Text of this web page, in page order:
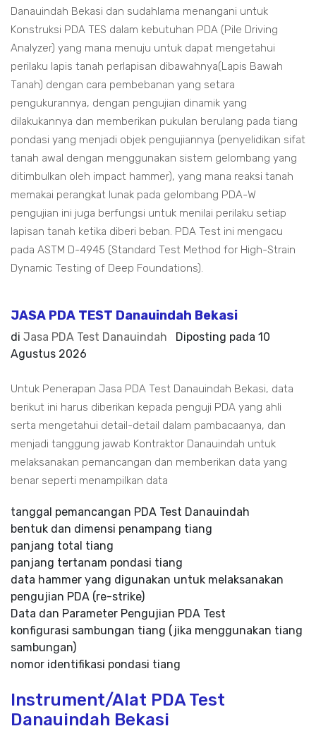
Danauindah Bekasi dan sudahlama menangani untuk
Konstruksi PDA TES dalam kebutuhan PDA (Pile Driving
Analyzer) yang mana menuju untuk dapat mengetahui
perilaku lapis tanah perlapisan dibawahnya(Lapis Bawah
Tanah) dengan cara pembebanan yang setara
pengukurannya, dengan pengujian dinamik yang
dilakukannya dan memberikan pukulan berulang pada tiang
pondasi yang menjadi objek pengujiannya (penyelidikan sifat
tanah awal dengan menggunakan sistem gelombang yang
ditimbulkan oleh impact hammer), yang mana reaksi tanah
memakai perangkat lunak pada gelombang PDA-W
pengujian ini juga berfungsi untuk menilai perilaku setiap
lapisan tanah ketika diberi beban. PDA Test ini mengacu
pada ASTM D-4945 (Standard Test Method for High-Strain
Dynamic Testing of Deep Foundations).
JASA PDA TEST Danauindah Bekasi
di Jasa PDA Test Danauindah Diposting pada 10
Agustus 2026
Untuk Penerapan Jasa PDA Test Danauindah Bekasi, data
berikut ini harus diberikan kepada penguji PDA yang ahli
serta mengetahui detail-detail dalam pambacaanya, dan
menjadi tanggung jawab Kontraktor Danauindah untuk
melaksanakan pemancangan dan memberikan data yang
benar seperti menampilkan data
tanggal pemancangan PDA Test Danauindah
bentuk dan dimensi penampang tiang
panjang total tiang
panjang tertanam pondasi tiang
data hammer yang digunakan untuk melaksanakan
pengujian PDA (re-strike)
Data dan Parameter Pengujian PDA Test
konfigurasi sambungan tiang (jika menggunakan tiang
sambungan)
nomor identifikasi pondasi tiang
Instrument/Alat PDA Test
Danauindah Bekasi